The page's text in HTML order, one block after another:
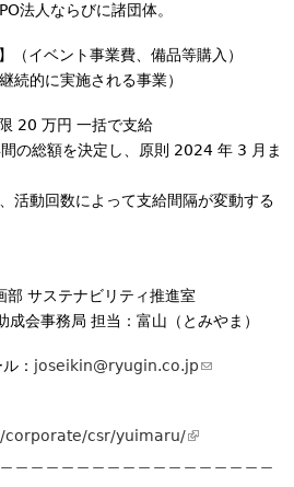
ならびに諸団体。
イベント事業費、備品等購入）
続的に実施される事業）
20 万円 一括で支給
の総額を決定し、原則 2024 年 3 月ま
活動回数によって支給間隔が変動する
サステナビリティ推進室
会事務局 担当：富山（とみやま）
： joseikin@ryugin.co.jp(
k
corporate/csr/yuimaru/(